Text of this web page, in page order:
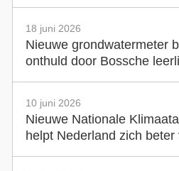
18 juni 2026
Nieuwe grondwatermeter
onthuld door Bossche
10 juni 2026
Nieuwe Nationale
helpt Nederland zich